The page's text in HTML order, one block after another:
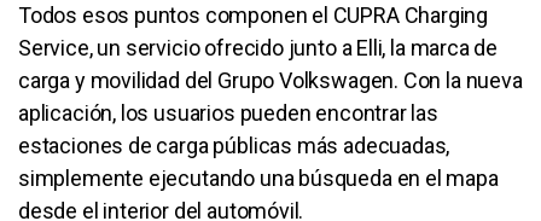
Todos esos puntos componen el CUPRA Charging
Service, un servicio ofrecido junto a Elli, la marca de
carga y movilidad del Grupo Volkswagen. Con la nueva
aplicación, los usuarios pueden encontrar las
estaciones de carga públicas más adecuadas,
simplemente ejecutando una búsqueda en el mapa
desde el interior del automóvil.